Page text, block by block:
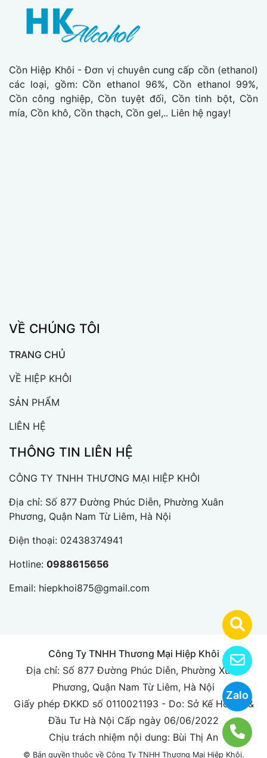
Zalo
Cồn Hiệp Khôi - Đơn vị chuyên cung cấp cồn (ethanol)
các loại, gồm: Cồn ethanol 96%, Cồn ethanol 99%,
Cồn công nghiệp, Cồn tuyệt đối, Cồn tinh bột, Cồn
mía, Cồn khô, Cồn thạch, Cồn gel,.. Liên hệ ngay!
VỀ CHÚNG TÔI
TRANG CHỦ
VỀ HIỆP KHÔI
SẢN PHẨM
LIÊN HỆ
THÔNG TIN LIÊN HỆ
CÔNG TY TNHH THƯƠNG MẠI HIỆP KHÔI
Địa chỉ: Số 877 Đường Phúc Diễn, Phường Xuân
Phương, Quận Nam Từ Liêm, Hà Nội
Điện thoại: 02438374941
Hotline: 0988615656
Email: hiepkhoi875@gmail.com
Công Ty TNHH Thương Mại Hiệp Khôi
Địa chỉ: Số 877 Đường Phúc Diễn, Phường Xuân
Phương, Quận Nam Từ Liêm, Hà Nội
Giấy phép ĐKKD số 0110021193 - Do: Sở Kế Hoạch &
Đầu Tư Hà Nội Cấp ngày 06/06/2022
Chịu trách nhiệm nội dung: Bùi Thị An
© Bản quyền thuộc về Công Ty TNHH Thương Mại Hiệp Khôi.